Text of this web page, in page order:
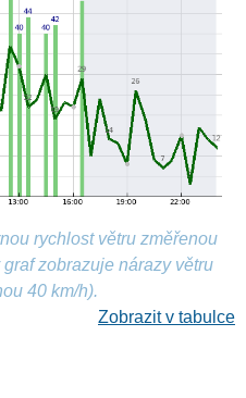
rychlost větru změřenou
zobrazuje nárazy větru
40 km/h).
Zobrazit v tabulce